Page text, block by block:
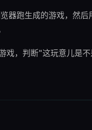
器跑生成的游戏，然
戏，判断"这玩意儿是不